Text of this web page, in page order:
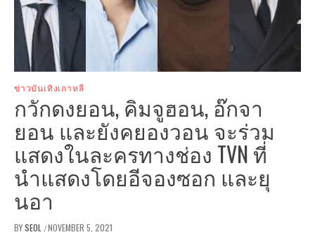
ข่าวบันเทิงเกาหลี
กวักดงยอน, คิมจูฮอน, อ๊กจา
ยอน และยังคยองวอน จะร่วม
แสดงในละครทางช่อง TVN ที่
นำแสดงโดยอีจองซอก และยุ
นอา
BYSEOL /NOVEMBER 5, 2021